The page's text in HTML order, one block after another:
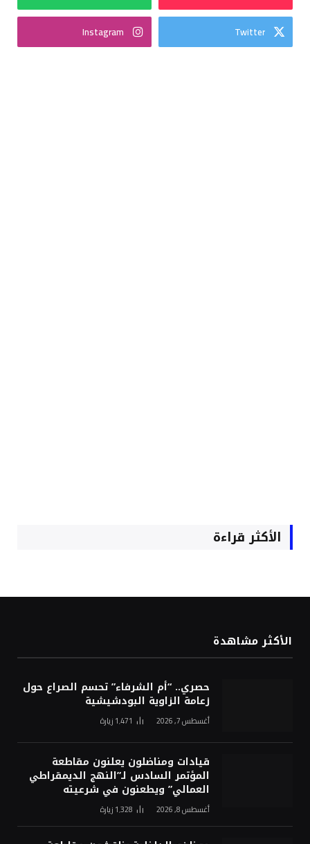
Twitter
Instagram
الأكثر قراءة
الأكثر مشاهدة
حصري.. “أم الشرفاء” تحسم الصراع حول
زعامة الزاوية البودشيشية
أغسطس 7, 2026 1٬471 زيارة
قيادات ومناضلون يعلنون مقاطعة
المؤتمر السادس لـ”النهج الديمقراطي
العمالي” ويطعنون في شرعيته
أغسطس 8, 2026 1٬328 زيارة